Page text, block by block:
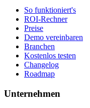
So funktioniert's
ROI-Rechner
Preise
Demo vereinbaren
Branchen
Kostenlos testen
Changelog
Roadmap
Unternehmen